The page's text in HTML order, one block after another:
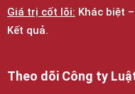
Giá trị cốt lõi: Khác biệt
Kết quả.
Theo dõi Công ty